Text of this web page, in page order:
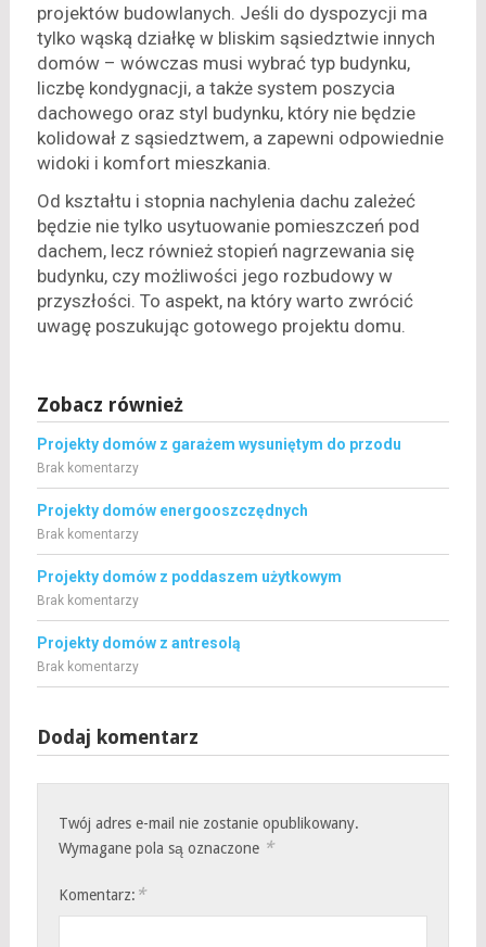
projektów budowlanych. Jeśli do dyspozycji ma
tylko wąską działkę w bliskim sąsiedztwie innych
domów – wówczas musi wybrać typ budynku,
liczbę kondygnacji, a także system poszycia
dachowego oraz styl budynku, który nie będzie
kolidował z sąsiedztwem, a zapewni odpowiednie
widoki i komfort mieszkania.
Od kształtu i stopnia nachylenia dachu zależeć
będzie nie tylko usytuowanie pomieszczeń pod
dachem, lecz również stopień nagrzewania się
budynku, czy możliwości jego rozbudowy w
przyszłości. To aspekt, na który warto zwrócić
uwagę poszukując gotowego projektu domu.
Zobacz również
Projekty domów z garażem wysuniętym do przodu
Brak komentarzy
Projekty domów energooszczędnych
Brak komentarzy
Projekty domów z poddaszem użytkowym
Brak komentarzy
Projekty domów z antresolą
Brak komentarzy
Dodaj komentarz
Twój adres e-mail nie zostanie opublikowany.
Wymagane pola są oznaczone *
Komentarz: *